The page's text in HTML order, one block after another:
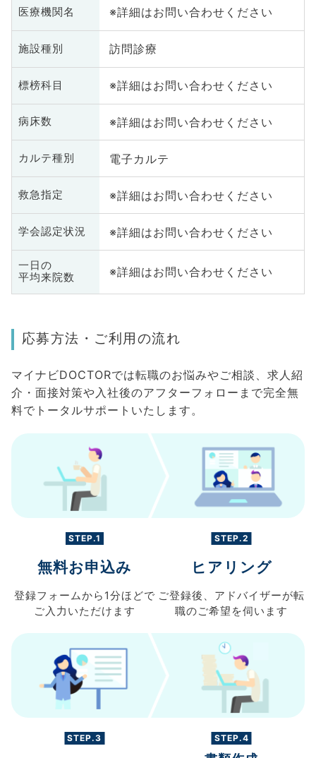
医療機関名 ※詳細はお問い合わせください
施設種別 訪問診療
標榜科目 ※詳細はお問い合わせください
病床数 ※詳細はお問い合わせください
カルテ種別 電子カルテ
救急指定 ※詳細はお問い合わせください
学会認定状況 ※詳細はお問い合わせください
一日の
平均来院数
※詳細はお問い合わせください
応募方法・ご利用の流れ
マイナビDOCTORでは転職のお悩みやご相談、求人紹
介・面接対策や入社後のアフターフォローまで完全無
料でトータルサポートいたします。
STEP.1
無料お申込み
登録フォームから 1分ほどで
ご入力 いただけます
STEP.2
ヒアリング
ご登録後、 アドバイザーが転
職のご希望を伺います
STEP.3 STEP.4